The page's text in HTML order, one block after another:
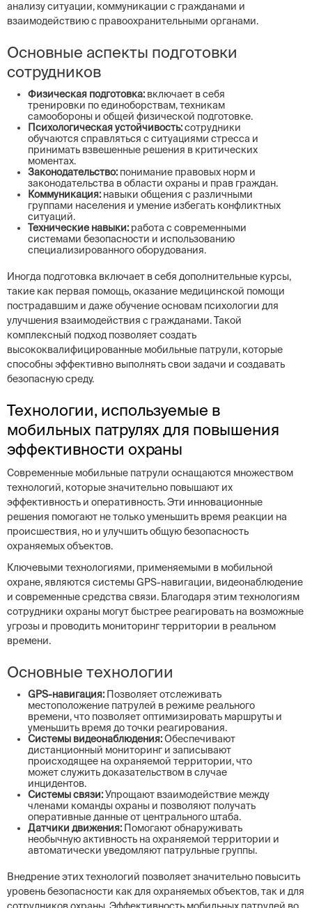
анализу ситуации, коммуникации с гражданами и
взаимодействию с правоохранительными органами.
Основные аспекты подготовки
сотрудников
Физическая подготовка: включает в себя
тренировки по единоборствам, техникам
самообороны и общей физической подготовке.
Психологическая устойчивость:сотрудники
обучаются справляться с ситуациями стресса и
принимать взвешенные решения в критических
моментах.
Законодательство: понимание правовых норм и
законодательства в области охраны и прав граждан.
Коммуникация: навыки общения с различными
группами населения и умение избегать конфликтных
ситуаций.
Технические навыки: работа с современными
системами безопасности и использованию
специализированного оборудования.
Иногда подготовка включает в себя дополнительные курсы,
такие как первая помощь, оказание медицинской помощи
пострадавшим и даже обучение основам психологии для
улучшения взаимодействия с гражданами. Такой
комплексный подход позволяет создать
высококвалифицированные мобильные патрули, которые
способны эффективно выполнять свои задачи и создавать
безопасную среду.
Технологии, используемые в
мобильных патрулях для повышения
эффективности охраны
Современные мобильные патрули оснащаются множеством
технологий, которые значительно повышают их
эффективность и оперативность. Эти инновационные
решения помогают не только уменьшить время реакции на
происшествия, но и улучшить общую безопасность
охраняемых объектов.
Ключевыми технологиями, применяемыми в мобильной
охране, являются системы GPS-навигации, видеонаблюдение
и современные средства связи. Благодаря этим технологиям
сотрудники охраны могут быстрее реагировать на возможные
угрозы и проводить мониторинг территории в реальном
времени.
Основные технологии
GPS-навигация: Позволяет отслеживать
местоположение патрулей в режиме реального
времени, что позволяет оптимизировать маршруты и
уменьшить время до точки реагирования.
Системы видеонаблюдения:Обеспечивают
дистанционный мониторинг и записывают
происходящее на охраняемой территории, что
может служить доказательством в случае
инцидентов.
Системы связи:Упрощают взаимодействие между
членами команды охраны и позволяют получать
оперативные данные от центрального штаба.
Датчики движения: Помогают обнаруживать
необычную активность на охраняемой территории и
автоматически уведомляют патрульные группы.
Внедрение этих технологий позволяет значительно повысить
уровень безопасности как для охраняемых объектов, так и для